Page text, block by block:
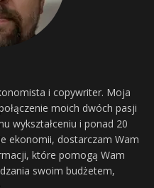
i copywriter. Moja
moich dwóch pasji
wykształceniu i ponad 20
ekonomii, dostarczam Wam
które pomogą Wam
swoim budżetem,